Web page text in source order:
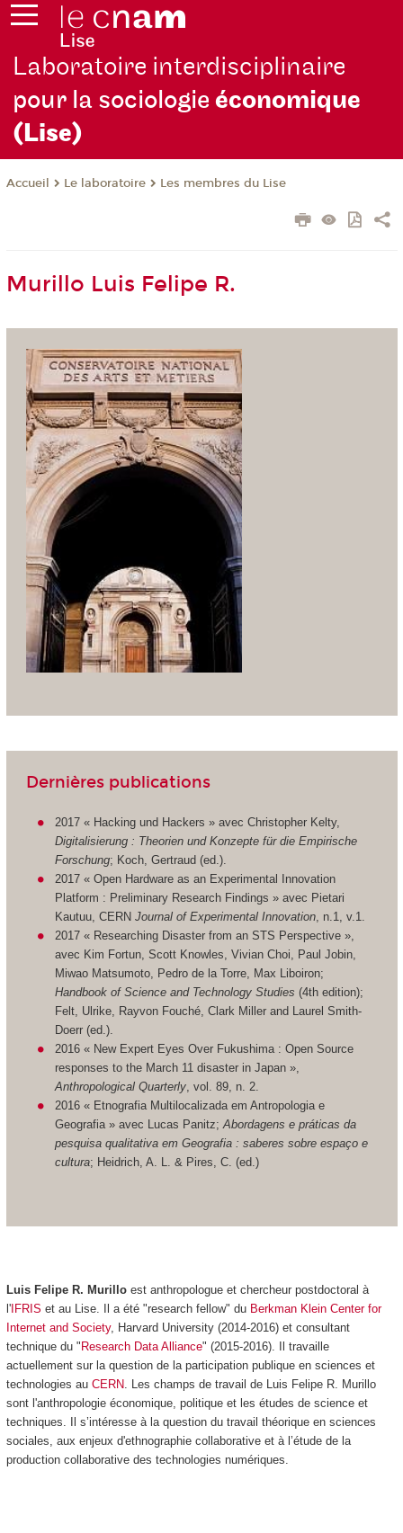
Laboratoire interdisciplinaire
pour la sociologieéconomique
(Lise)
Accueil Le laboratoire Les membres du Lise
Murillo Luis Felipe R.
Dernières publications
2017 « Hacking und Hackers » avec Christopher Kelty,
Digitalisierung : Theorien und Konzepte für die Empirische
Forschung; Koch, Gertraud (ed.).
2017 « Open Hardware as an Experimental Innovation
Platform : Preliminary Research Findings » avec Pietari
Kautuu, CERNJournal of Experimental Innovation , n.1, v.1.
2017 « Researching Disaster from an STS Perspective »,
avec Kim Fortun, Scott Knowles, Vivian Choi, Paul Jobin,
Miwao Matsumoto, Pedro de la Torre, Max Liboiron;
Handbook of Science and Technology Studies (4th edition);
Felt, Ulrike, Rayvon Fouché, Clark Miller and Laurel Smith-
Doerr (ed.).
2016 « New Expert Eyes Over Fukushima : Open Source
responses to the March 11 disaster in Japan »,
Anthropological Quarterly , vol. 89, n. 2.
2016 « Etnografia Multilocalizada em Antropologia e
Geografia » avec Lucas Panitz;Abordagens e práticas da
pesquisa qualitativa em Geografia : saberes sobre espaço e
cultura; Heidrich, A. L. & Pires, C. (ed.)
Luis Felipe R. Murilloest anthropologue et chercheur postdoctoral à
l'IFRIS et au Lise. Il a été "research fellow" du Berkman Klein Center for
Internet and Society, Harvard University (2014-2016) et consultant
technique du "Research Data Alliance" (2015-2016). Il travaille
actuellement sur la question de la participation publique en sciences et
technologies au CERN. Les champs de travail de Luis Felipe R. Murillo
sont l'anthropologie économique, politique et les études de science et
techniques. Il s’intéresse à la question du travail théorique en sciences
sociales, aux enjeux d'ethnographie collaborative et à l’étude de la
production collaborative des technologies numériques.